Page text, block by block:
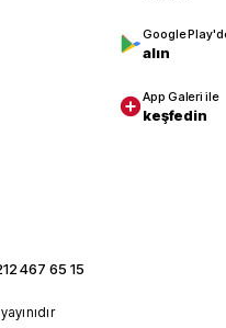
Google
alın
App Galeri ile
keşfedin
467 65 15